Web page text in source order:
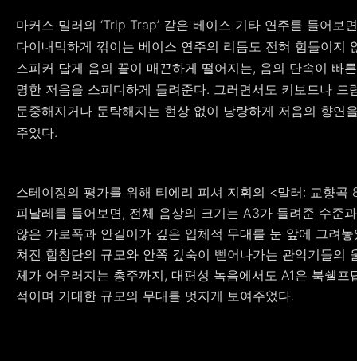
마커스 밀러의 ‘Trip Trap’ 같은 베이스 기타 연주를 들어보
다이내믹하게 꺾이는 베이스 연주의 리듬도 전혀 힘들이지
스피커 답게 음의 끝이 매끈하게 떨어지는, 음의 단속이 빠
명한 저음을 스피디하게 들려준다. 그러면서도 키보드나 드
둔중해지거나 둔탁해지는 현상 없이 낭랑하게 저음의 향연
주었다.
스테이징의 평가를 위해 티에리 피셔 지휘의 <말러: 교향곡
피날레를 들어보면, 전체 음상의 크기는 A3가 들려준 수준
않은 가로폭과 안길이가 깊은 입체적 무대를 눈 앞에 그려
쳐진 합창단의 규모와 안쪽 깊숙이 뻗어나가는 관악기들의
체가 어우러지는 총주까지, 대편성 녹음에서도 A1은 북쉘프
적이며 거대한 규모의 무대를 멋지게 보여주었다.